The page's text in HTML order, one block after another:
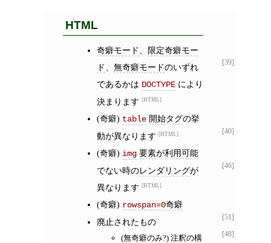
HTML
[39]
奇癖モード
限定奇癖モー
ド
無奇癖モードのいずれ
であるかは DOCTYPE
決まります
HTML
[40]
(奇癖) table 開始タグの挙
動が異なります
HTML
[46]
(奇癖) img 要素が利用可能
でない時のレンダリングが
異なります
HTML
[51]
(奇癖) rowspan=0奇癖
[48]
廃止されたもの
(無奇癖のみ?) 注釈の構